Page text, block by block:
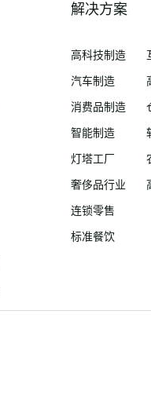
解决方案
高科技制造
汽车制造
消费品制造
智能制造
灯塔工厂
奢侈品行业
连锁零售
标准餐饮